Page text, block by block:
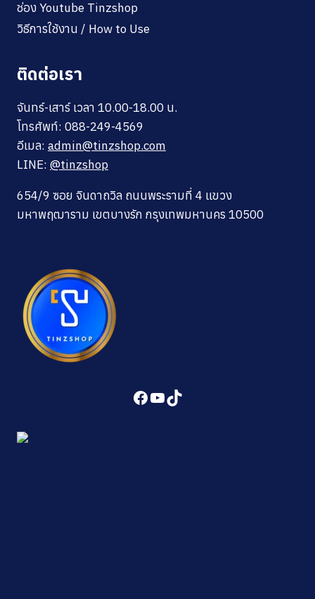
ช่อง Youtube Tinzshop
วิธีการใช้งาน / How to Use
ติดต่อเรา
จันทร์-เสาร์ เวลา 10.00-18.00 น.
โทรศัพท์: 088-249-4569
อีเมล: admin@tinzshop.com
LINE: @tinzshop
654/9 ซอย จินดาถวิล ถนนพระรามที่ 4 แขวง
มหาพฤฒาราม เขตบางรัก กรุงเทพมหานคร 10500
Facebook
YouTube
TikTok